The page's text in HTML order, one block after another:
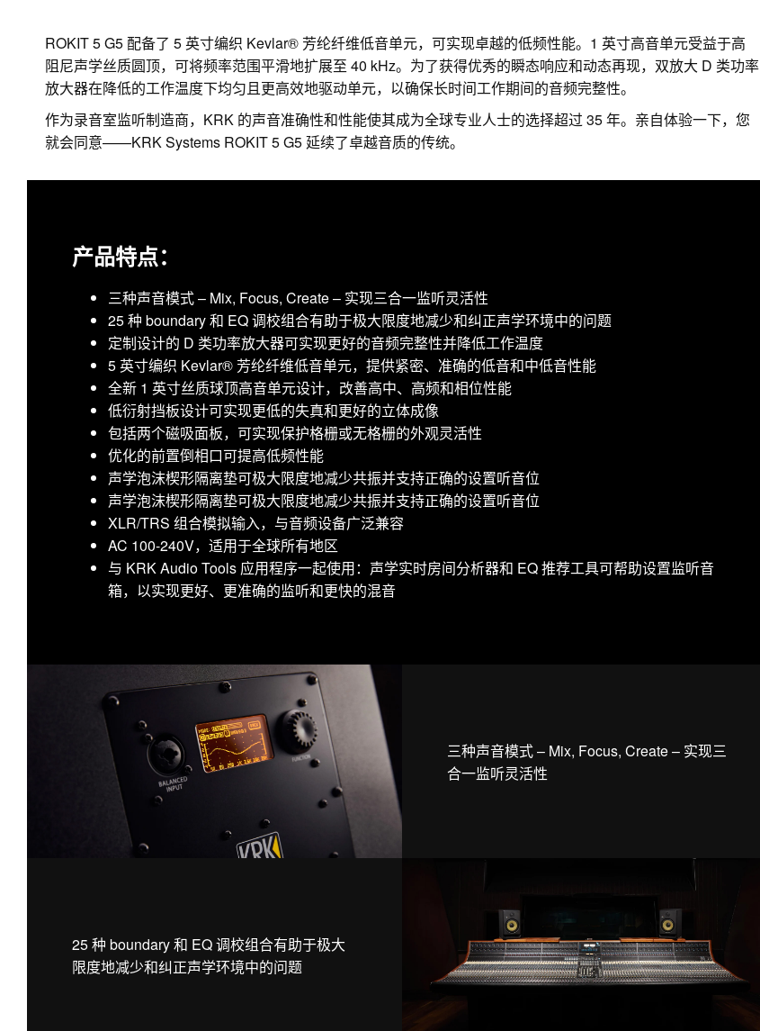
ROKIT 5 G5 配备了 5 英寸编织 Kevlar® 芳纶纤维低音单元，可实现卓越的低频性能。1 英寸高音单元受益于高
阻尼声学丝质圆顶，可将频率范围平滑地扩展至 40 kHz。为了获得优秀的瞬态响应和动态再现，双放大 D 类功率
放大器在降低的工作温度下均匀且更高效地驱动单元，以确保长时间工作期间的音频完整性。
作为录音室监听制造商，KRK 的声音准确性和性能使其成为全球专业人士的选择超过 35 年。亲自体验一下，您
就会同意——KRK Systems ROKIT 5 G5 延续了卓越音质的传统。
产品特点：
三种声音模式 – Mix, Focus, Create – 实现三合一监听灵活性
25 种 boundary 和 EQ 调校组合有助于极大限度地减少和纠正声学环境中的问题
定制设计的 D 类功率放大器可实现更好的音频完整性并降低工作温度
5 英寸编织 Kevlar® 芳纶纤维低音单元，提供紧密、准确的低音和中低音性能
全新 1 英寸丝质球顶高音单元设计，改善高中、高频和相位性能
低衍射挡板设计可实现更低的失真和更好的立体成像
包括两个磁吸面板，可实现保护格栅或无格栅的外观灵活性
优化的前置倒相口可提高低频性能
声学泡沫楔形隔离垫可极大限度地减少共振并支持正确的设置听音位
声学泡沫楔形隔离垫可极大限度地减少共振并支持正确的设置听音位
XLR/TRS 组合模拟输入，与音频设备广泛兼容
AC 100-240V，适用于全球所有地区
与 KRK Audio Tools 应用程序一起使用：声学实时房间分析器和 EQ 推荐工具可帮助设置监听音
箱，以实现更好、更准确的监听和更快的混音
三种声音模式 – Mix, Focus, Create – 实现三
合一监听灵活性
25 种 boundary 和 EQ 调校组合有助于极大
限度地减少和纠正声学环境中的问题